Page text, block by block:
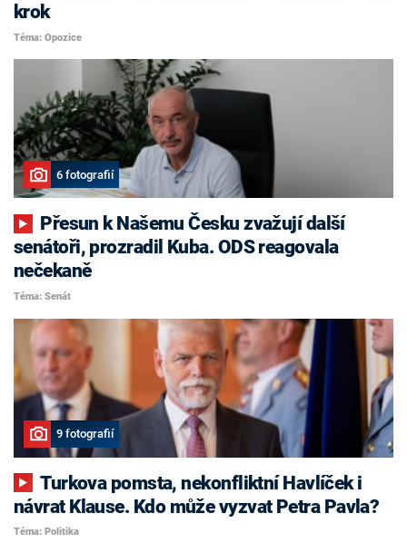
krok
Téma: Opozice
6 fotografií
senátoři, prozradil Kuba. ODS reagovala
nečekaně
Téma: Senát
9 fotografií
Turkova pomsta, nekonfliktní Havlíček i
návrat Klause. Kdo může vyzvat Petra Pavla?
Téma: Politika